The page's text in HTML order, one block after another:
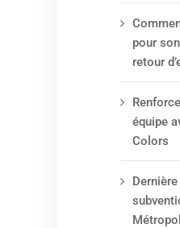
pour
retour
équipe
Colors